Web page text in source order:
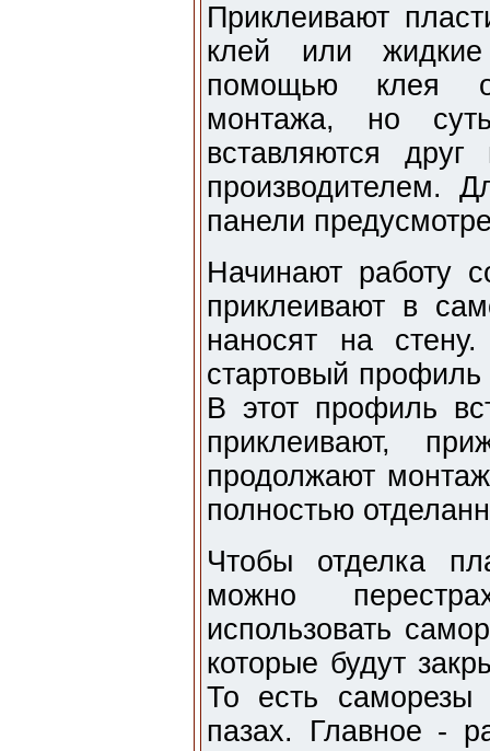
Приклеивают
клей или
помощью клея
монтажа, но
вставляются
производителем.
панели
Начинают работу
приклеивают в
наносят на
стартовый
В этот профиль
приклеивают,
продолжают
полностью
Чтобы отделка
можно
использовать
которые будут
То есть саморезы
пазах. Главное -